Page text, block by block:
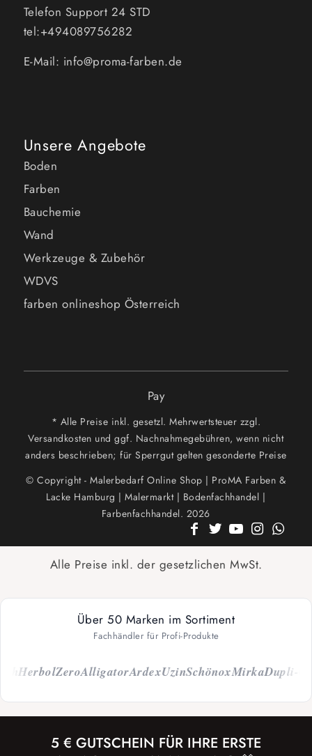
Telefon Support 24 STD
tel:+494089756282
E-Mail: info@proma-farben.de
Unsere Angebote
Boden
Farben
Bauchemie
Wand
Werkzeuge & Zubehör
WDVS
farben onlineshop Österreich
Pay
* Alle Preise inkl. gesetzl. Mehrwertsteuer zzgl.
Versandkosten und ggf. Nachnahmegebühren, wenn nicht
anders beschrieben; für Sperrgut gelten gesonderte Preise
© Copyright - Malerbedarf Online Shop | ProMA Farben &
Lacke Hamburg | Malermarkt | Bodenfachhandel |
Farbenfachhandel. 2026
Alle Preise inkl. der gesetzlichen MwSt.
Über 50 Marken im Sortiment
Fachhändler für Profi-Produkte
HerbolZeroAlligatorArdexUzinSchönoxMirkaDupli-
5 € GUTSCHEIN FÜR IHRE ERSTE